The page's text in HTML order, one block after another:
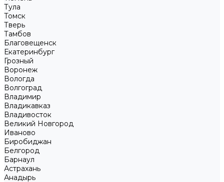
Тула
Томск
Тверь
Тамбов
Благовещенск
Екатеринбург
Грозный
Воронеж
Вологда
Волгоград
Владимир
Владикавказ
Владивосток
Великий Новгород
Иваново
Биробиджан
Белгород
Барнаул
Астрахань
Анадырь